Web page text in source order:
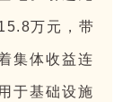
万元，带
集体收益连
于基础设施